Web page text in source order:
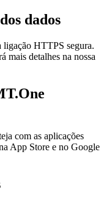
dados
ligação HTTPS segura.
mais detalhes na nossa
com as aplicações
App Store e no Google